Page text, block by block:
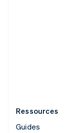
Ressources
Guides